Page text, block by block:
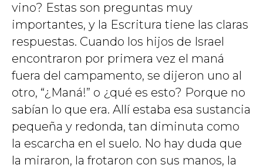
vino? Estas son preguntas muy
importantes, y la Escritura tiene las claras
respuestas. Cuando los hijos de Israel
encontraron por primera vez el maná
fuera del campamento, se dijeron uno al
otro, “¿Maná!” o ¿qué es esto? Porque no
sabían lo que era. Allí estaba esa sustancia
pequeña y redonda, tan diminuta como
la escarcha en el suelo. No hay duda que
la miraron, la frotaron con sus manos, la